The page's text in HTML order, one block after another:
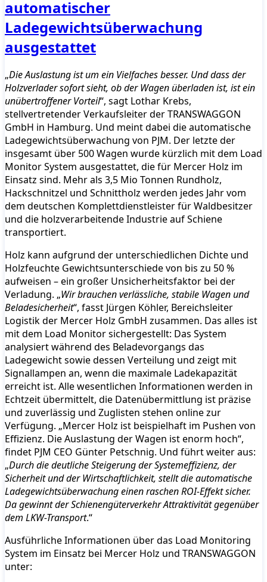
automatischer
Ladegewichtsüberwachung
ausgestattet
„Die Auslastung ist um ein Vielfaches besser. Und dass der
Holzverlader sofort sieht, ob der Wagen überladen ist, ist ein
unübertroffener Vorteil“, sagt Lothar Krebs,
stellvertretender Verkaufsleiter der TRANSWAGGON
GmbH in Hamburg. Und meint dabei die automatische
Ladegewichtsüberwachung von PJM. Der letzte der
insgesamt über 500 Wagen wurde kürzlich mit dem Load
Monitor System ausgestattet, die für Mercer Holz im
Einsatz sind. Mehr als 3,5 Mio Tonnen Rundholz,
Hackschnitzel und Schnittholz werden jedes Jahr vom
dem deutschen Komplettdienstleister für Waldbesitzer
und die holzverarbeitende Industrie auf Schiene
transportiert.
Holz kann aufgrund der unterschiedlichen Dichte und
Holzfeuchte Gewichtsunterschiede von bis zu 50 %
aufweisen – ein großer Unsicherheitsfaktor bei der
Verladung. „Wir brauchen verlässliche, stabile Wagen und
Beladesicherheit“, fasst Jürgen Köhler, Bereichsleiter
Logistik der Mercer Holz GmbH zusammen. Das alles ist
mit dem Load Monitor sichergestellt: Das System
analysiert während des Beladevorgangs das
Ladegewicht sowie dessen Verteilung und zeigt mit
Signallampen an, wenn die maximale Ladekapazität
erreicht ist. Alle wesentlichen Informationen werden in
Echtzeit übermittelt, die Datenübermittlung ist präzise
und zuverlässig und Zuglisten stehen online zur
Verfügung. „Mercer Holz ist beispielhaft im Pushen von
Effizienz. Die Auslastung der Wagen ist enorm hoch“,
findet PJM CEO Günter Petschnig. Und führt weiter aus:
„Durch die deutliche Steigerung der Systemeffizienz, der
Sicherheit und der Wirtschaftlichkeit, stellt die automatische
Ladegewichtsüberwachung einen raschen ROI-Effekt sicher.
Da gewinnt der Schienengüterverkehr Attraktivität gegenüber
dem LKW-Transport.“
Ausführliche Informationen über das Load Monitoring
System im Einsatz bei Mercer Holz und TRANSWAGGON
unter: